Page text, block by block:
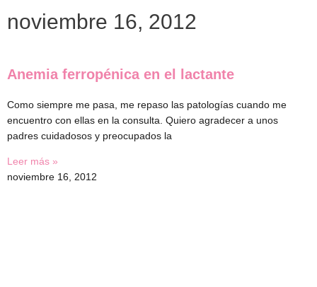
noviembre 16, 2012
Anemia ferropénica en el lactante
Como siempre me pasa, me repaso las patologías cuando me
encuentro con ellas en la consulta. Quiero agradecer a unos
padres cuidadosos y preocupados la
Leer más »
noviembre 16, 2012